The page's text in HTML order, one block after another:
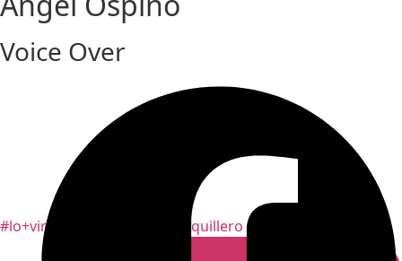
#lo+viral El artista barranquillero @beele y
Voice Over